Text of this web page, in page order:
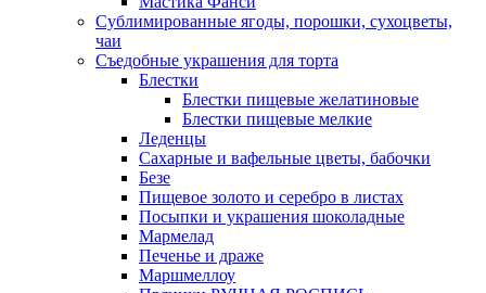
Сублимированные ягоды, порошки, сухоцветы,
чаи
Съедобные украшения для торта
Блестки
Блестки пищевые желатиновые
Блестки пищевые мелкие
Леденцы
Сахарные и вафельные цветы, бабочки
Безе
Пищевое золото и серебро в листах
Посыпки и украшения шоколадные
Мармелад
Печенье и драже
Маршмеллоу